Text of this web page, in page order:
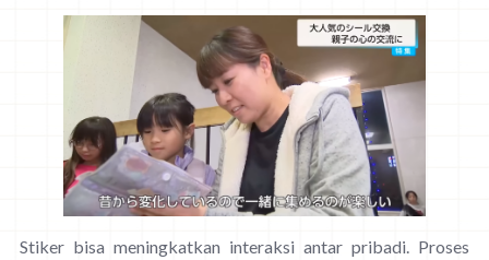
Stiker bisa meningkatkan interaksi antar pribadi. Proses